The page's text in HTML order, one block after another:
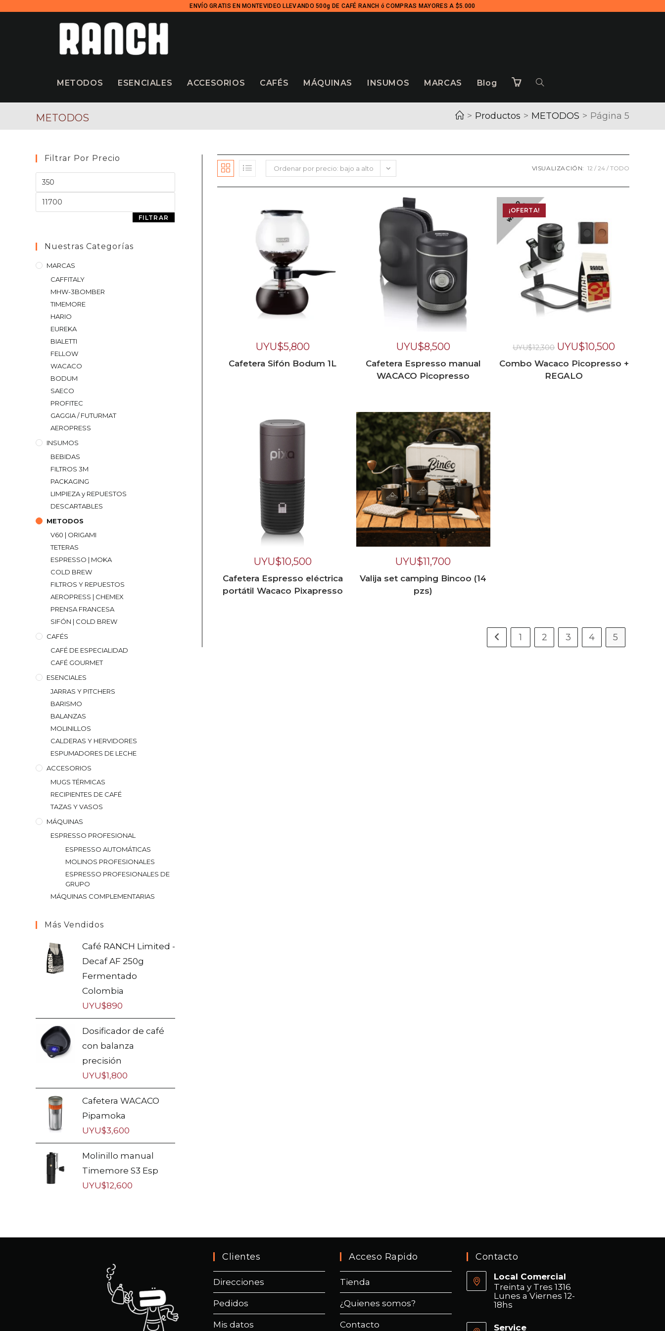
ENVÍO GRATIS EN MONTEVIDEO LLEVANDO 500g DE CAFÉ RANCH ó COMPRAS MAYORES A $5.000
METODOS ESENCIALES ACCESORIOS CAFÉS MÁQUINAS INSUMOS MARCAS Blog
METODOS > Productos > METODOS > Página 5
Ordenar por precio: bajo a alto VISUALIZACIÓN: 12 24 TODO
UYU$5,800
Cafetera Sifón Bodum 1L
UYU$8,500
Cafetera Espresso manual
WACACO Picopresso
¡OFERTA!
UYU$12,300 UYU$10,500
Combo Wacaco Picopresso +
REGALO
UYU$10,500
Cafetera Espresso eléctrica
portátil Wacaco Pixapresso
UYU$11,700
Valija set camping Bincoo (14
pzs)
1 2 3 4 5
Filtrar Por Precio
FILTRAR
Nuestras Categorías
MARCAS
CAFFITALY
MHW-3BOMBER
TIMEMORE
HARIO
EUREKA
BIALETTI
FELLOW
WACACO
BODUM
SAECO
PROFITEC
GAGGIA / FUTURMAT
AEROPRESS
INSUMOS
BEBIDAS
FILTROS 3M
PACKAGING
LIMPIEZA y REPUESTOS
DESCARTABLES
METODOS
V60 | ORIGAMI
TETERAS
ESPRESSO | MOKA
COLD BREW
FILTROS Y REPUESTOS
AEROPRESS | CHEMEX
PRENSA FRANCESA
SIFÓN | COLD BREW
CAFÉS
CAFÉ DE ESPECIALIDAD
CAFÉ GOURMET
ESENCIALES
JARRAS Y PITCHERS
BARISMO
BALANZAS
MOLINILLOS
CALDERAS Y HERVIDORES
ESPUMADORES DE LECHE
ACCESORIOS
MUGS TÉRMICAS
RECIPIENTES DE CAFÉ
TAZAS Y VASOS
MÁQUINAS
ESPRESSO PROFESIONAL
ESPRESSO AUTOMÁTICAS
MOLINOS PROFESIONALES
ESPRESSO PROFESIONALES DE
GRUPO
MÁQUINAS COMPLEMENTARIAS
Más Vendidos
Café RANCH Limited -
Decaf AF 250g
Fermentado
Colombia
UYU$890
Dosificador de café
con balanza
precisión
UYU$1,800
Cafetera WACACO
Pipamoka
UYU$3,600
Molinillo manual
Timemore S3 Esp
UYU$12,600
Clientes
Direcciones
Pedidos
Mis datos
Acceso Rapido
Tienda
¿Quienes somos?
Contacto
Contacto
Local Comercial
Treinta y Tres 1316
Lunes a Viernes 12-
18hs
Service